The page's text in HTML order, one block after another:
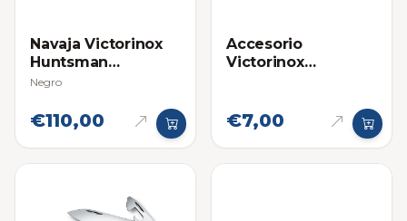
Navaja Victorinox
Huntsman
Multifuncional
Negro
€110,00
Accesorio
Victorinox
Multifuncional
Swiss Champ
€7,00